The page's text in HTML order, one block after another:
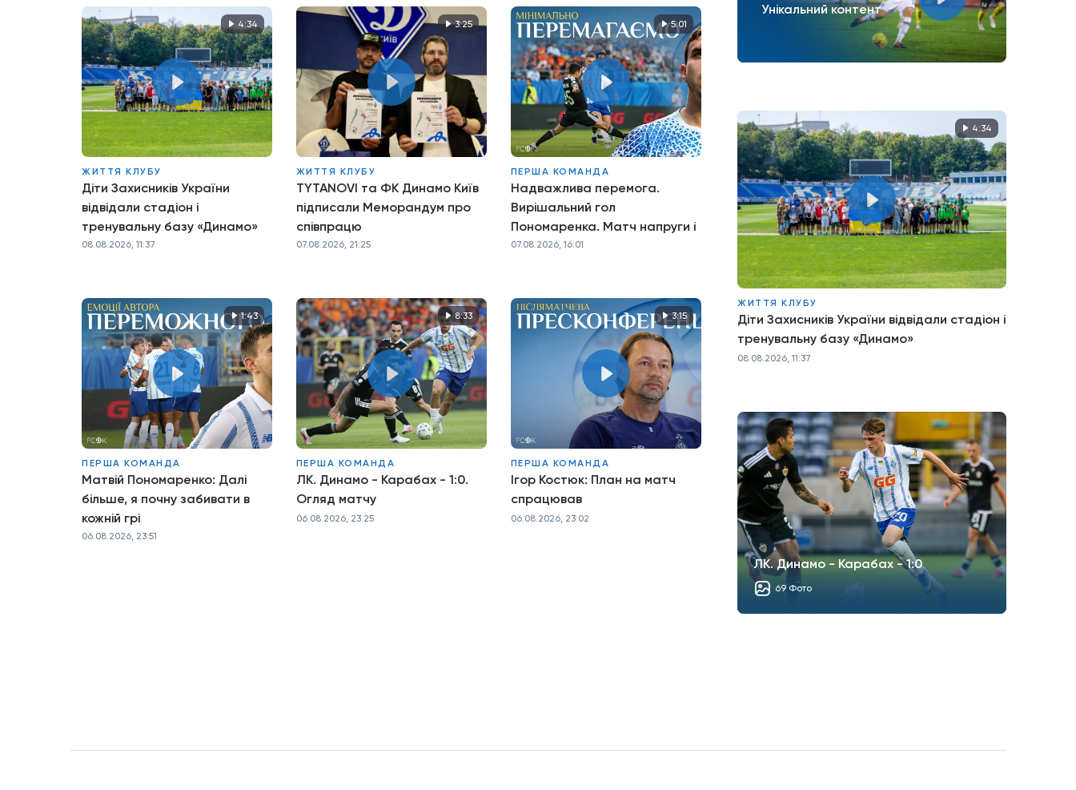
4:34
ЖИТТЯ КЛУБУ
Діти Захисників України
відвідали стадіон і
тренувальну базу «Динамо»
08.08.2026, 11:37
3:25
ЖИТТЯ КЛУБУ
TYTANOVI та ФК Динамо Київ
підписали Меморандум про
співпрацю
07.08.2026, 21:25
5:01
ПЕРША КОМАНДА
Надважлива перемога.
Вирішальний гол
Пономаренка. Матч напруги і
нервів
07.08.2026, 16:01
1:43
ПЕРША КОМАНДА
Матвій Пономаренко: Далі
більше, я почну забивати в
кожній грі
06.08.2026, 23:51
8:33
ПЕРША КОМАНДА
ЛК. Динамо - Карабах - 1:0.
Огляд матчу
06.08.2026, 23:25
3:15
ПЕРША КОМАНДА
Ігор Костюк: План на матч
спрацював
06.08.2026, 23:02
Унікальний контент
4:34
ЖИТТЯ КЛУБУ
Діти Захисників України відвідали стадіон і
тренувальну базу «Динамо»
08.08.2026, 11:37
ЛК. Динамо - Карабах - 1:0
69 Фото